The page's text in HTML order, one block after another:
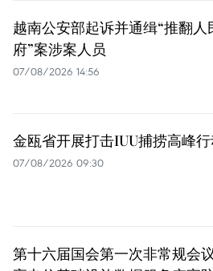
越南公安部起诉并通缉“推翻人
府”案涉案人员
07/08/2026 14:56
金瓯省开展打击IUU捕捞高峰
07/08/2026 09:30
第十六届国会第一次非常规会